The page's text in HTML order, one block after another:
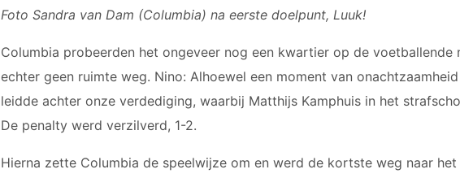
Foto Sandra van Dam (Columbia) na eerste doelpunt, Luuk!
Columbia probeerden het ongeveer nog een kwartier op de
echter geen ruimte weg. Nino: Alhoewel een moment van
leidde achter onze verdediging, waarbij Matthijs Kamphuis in het
De penalty werd verzilverd, 1-2.
Hierna zette Columbia de speelwijze om en werd de kortste weg naar